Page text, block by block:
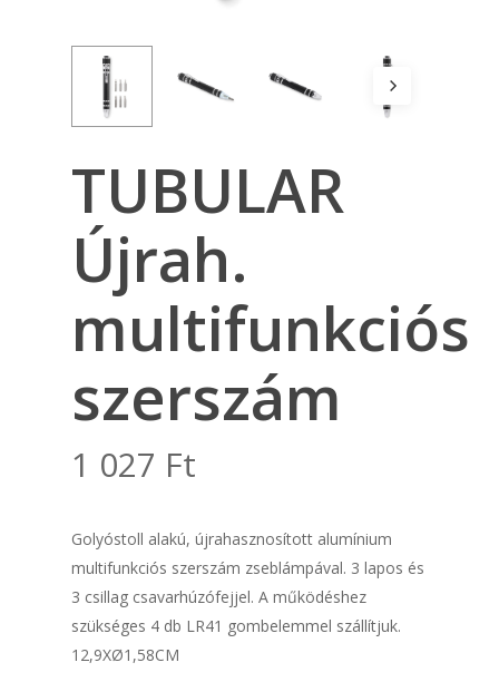
TUBULAR
Újrah.
multifunkciós
szerszám
1 027 Ft
Golyóstoll alakú, újrahasznosított alumínium
multifunkciós szerszám zseblámpával. 3 lapos és
3 csillag csavarhúzófejjel. A működéshez
szükséges 4 db LR41 gombelemmel szállítjuk.
12,9XØ1,58CM